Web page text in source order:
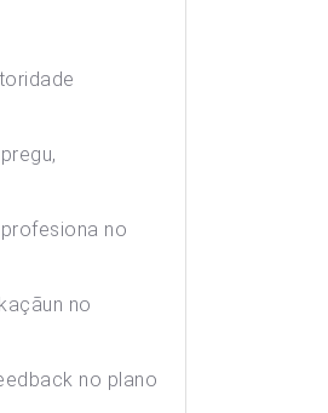
no
no
no plano